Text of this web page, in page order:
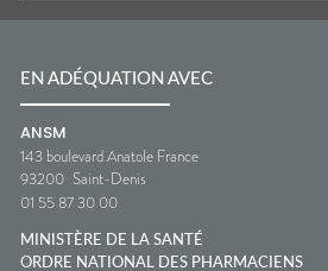
EN ADÉQUATION AVEC
ANSM
143 boulevard Anatole France
93200 Saint-Denis
01 55 87 30 00
MINISTÈRE DE LA SANTÉ
ORDRE NATIONAL DES PHARMACIENS